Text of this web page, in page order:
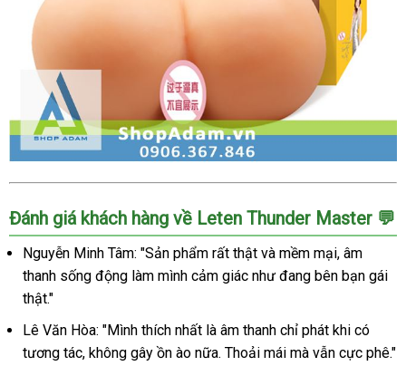
giả
Leten
Thunder
Master
silicon
cấp
như
Đánh giá khách hàng về Leten Thunder Master 💬
Nguyễn Minh Tâm: "Sản phẩm rất thật và mềm mại, âm
thanh sống động làm mình cảm giác như đang bên bạn gái
thật."
Lê Văn Hòa: "Mình thích nhất là âm thanh chỉ phát khi có
tương tác, không gây ồn ào nữa. Thoải mái mà vẫn cực phê."